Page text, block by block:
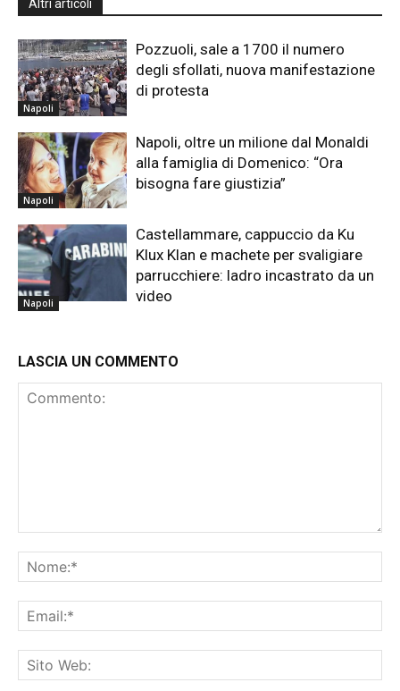
Altri articoli
Napoli
Pozzuoli, sale a 1700 il numero
degli sfollati, nuova manifestazione
di protesta
Napoli
Napoli, oltre un milione dal Monaldi
alla famiglia di Domenico: “Ora
bisogna fare giustizia”
Napoli
Castellammare, cappuccio da Ku
Klux Klan e machete per svaligiare
parrucchiere: ladro incastrato da un
video
LASCIA UN COMMENTO